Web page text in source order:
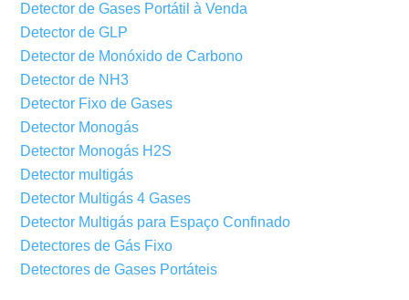
Detector de Gases Portátil à Venda
Detector de GLP
Detector de Monóxido de Carbono
Detector de NH3
Detector Fixo de Gases
Detector Monogás
Detector Monogás H2S
Detector multigás
Detector Multigás 4 Gases
Detector Multigás para Espaço Confinado
Detectores de Gás Fixo
Detectores de Gases Portáteis